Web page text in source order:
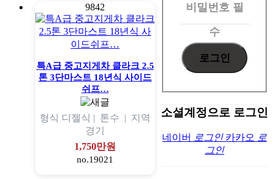
9842
특A급 중고지게차 클라크 2.5
톤 3단마스트 18년식 사이드
쉬프…
형식 디젤식 | 톤수 | 지역
경기
1,750만원
no.19021
비밀번호 필
수
소셜계정으로 로그인
네이버 로그인 카카오 로
그인